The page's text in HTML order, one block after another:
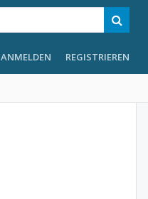
ANMELDEN REGISTRIEREN